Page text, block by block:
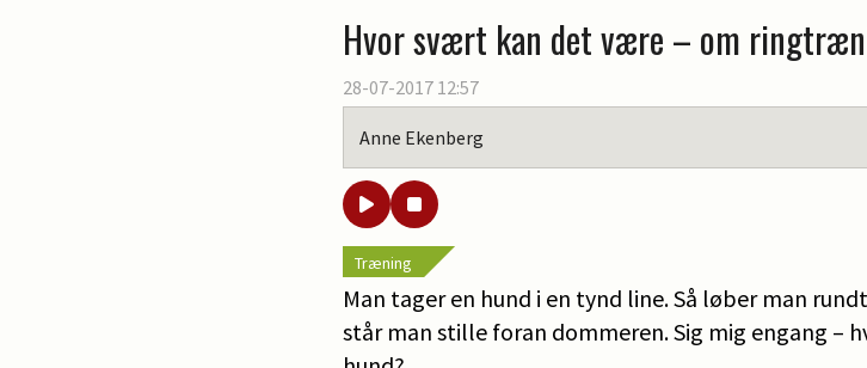
Hvor svært kan det være – om
28-07-2017 12:57
Anne Ekenberg
Træning
Man tager en hund i en tynd line. Så løber man
står man stille foran dommeren. Sig mig engang –